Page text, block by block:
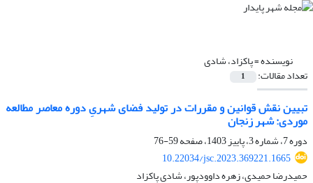
نویسنده =پاکزاد، شادی
تعداد مقالات: 1
تبیین نقش قوانین و مقررات در تولید فضای شهریِ دوره معاصر مطالعه
موردی: شهر زنجان
دوره 7، شماره 3، پاییز 1403، صفحه
59-76
10.22034/jsc.2023.369221.1665
حمیدرضا حمیدی، زهره داوودپور، شادی پاکزاد